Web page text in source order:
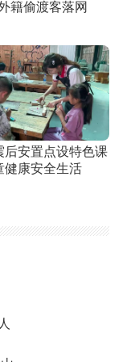
籍偷渡客落网
后安置点设特色课
健康安全生活